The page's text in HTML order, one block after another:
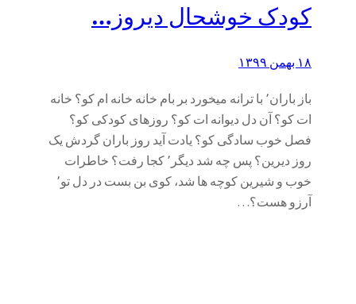
کودک خوشحال دیروز…
۱۸ بهمن ۱۳۹۹
باز باران٬ با ترانه میخورد بر بام خانه خانه ام کو؟ خانه
ات کو؟ آن دل دیوانه ات کو؟ روزهای کودکی کو؟
فصل خوب سادگی کو؟ یادت آید روز باران گردش یک
روز دیرین؟ پس چه شد دیگر٬ کجا رفت؟ خاطرات
خوب و شیرین کوچه ها شد، کوی بن بست در دل تو٬
آرزو هست؟…